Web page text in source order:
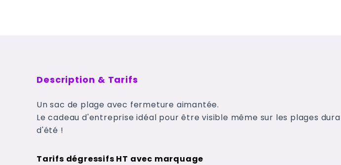
Description & Tarifs
Un sac de plage avec fermeture aimantée.
Le cadeau d'entreprise idéal pour être visible même sur les plages
d'été !
Tarifs dégressifs HT avec marquage